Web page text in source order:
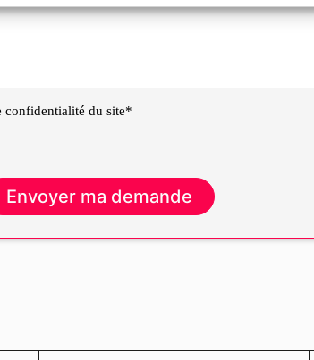
confidentialité du site*